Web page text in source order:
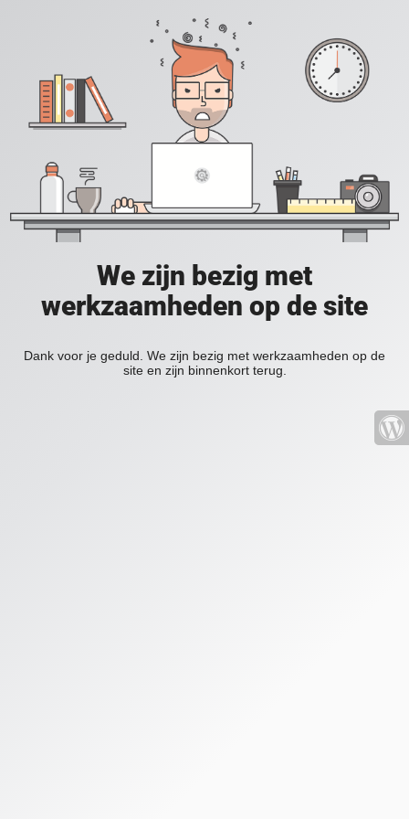
We zijn bezig met
werkzaamheden op de site
Dank voor je geduld. We zijn bezig met werkzaamheden op de
site en zijn binnenkort terug.